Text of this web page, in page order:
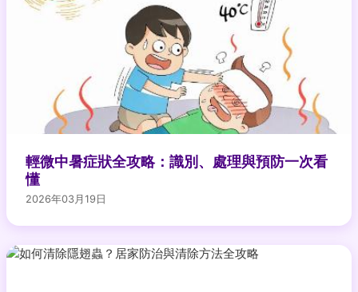
輕微中暑症狀全攻略：識別、處理與預防一次看
懂
2026年03月19日